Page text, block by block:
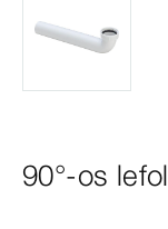
90°-os